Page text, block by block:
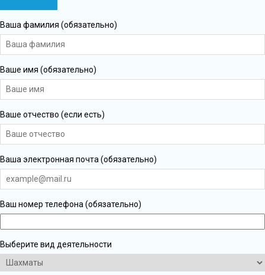
Ваша фамилия (обязательно)
Ваше имя (обязательно)
Ваше отчество (если есть)
Ваша электронная почта (обязательно)
Ваш номер телефона (обязательно)
Выберите вид деятельности